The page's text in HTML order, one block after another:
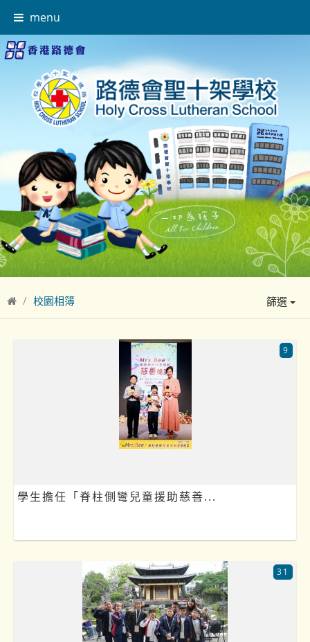
menu
校園相簿 篩選
學生擔任「脊柱側彎兒童援助慈善...
9
31